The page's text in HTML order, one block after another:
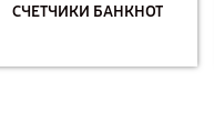
СЧЕТЧИКИ БАНКНОТ